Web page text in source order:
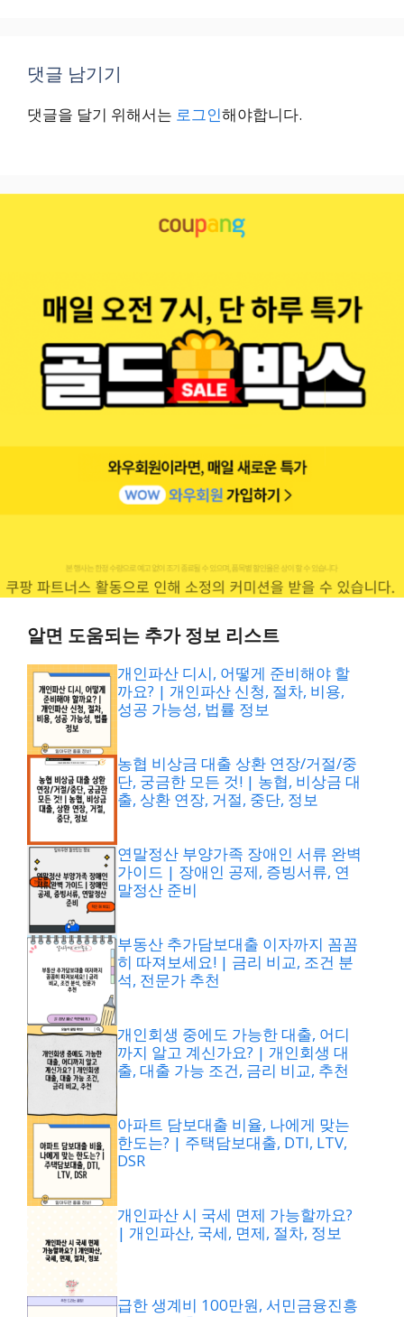
댓글 남기기
댓글을 달기 위해서는 로그인해야합니다.
알면 도움되는 추가 정보 리스트
개인파산 디시, 어떻게 준비해야 할
까요? | 개인파산 신청, 절차, 비용,
성공 가능성, 법률 정보
농협 비상금 대출 상환 연장/거절/중
단, 궁금한 모든 것! | 농협, 비상금 대
출, 상환 연장, 거절, 중단, 정보
연말정산 부양가족 장애인 서류 완벽
가이드 | 장애인 공제, 증빙서류, 연
말정산 준비
부동산 추가담보대출 이자까지 꼼꼼
히 따져보세요! | 금리 비교, 조건 분
석, 전문가 추천
개인회생 중에도 가능한 대출, 어디
까지 알고 계신가요? | 개인회생 대
출, 대출 가능 조건, 금리 비교, 추천
아파트 담보대출 비율, 나에게 맞는
한도는? | 주택담보대출, DTI, LTV,
DSR
개인파산 시 국세 면제 가능할까요?
| 개인파산, 국세, 면제, 절차, 정보
급한 생계비 100만원, 서민금융진흥